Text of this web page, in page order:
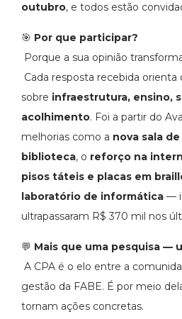
outubro, e todos estão
🎯 Por que participar?
Porque a sua opinião
Cada resposta recebida
sobre infraestrutura, ensino,
acolhimento. Foi a partir do
melhorias como a nova sala
biblioteca, o reforço na
pisos táteis e placas em
laboratório de informática —
ultrapassaram R$ 370 mil nos
💬 Mais que uma pesquisa —
A CPA é o elo entre a
gestão da FABE. É por meio
tornam ações concretas.